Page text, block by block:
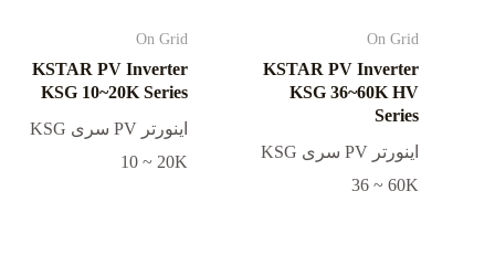
On Grid
KSTAR PV Inverter
KSG 36~60K HV
Series
اینورتر PV سری KSG
36 ~ 60K
On Grid
KSTAR PV Inverter
KSG 10~20K Series
اینورتر PV سری KSG
10 ~ 20K